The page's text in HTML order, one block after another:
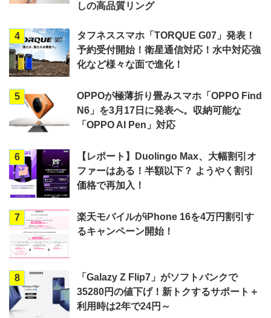
しの高品質リング
4
タフネススマホ「TORQUE G07」発表！
予約受付開始！衛星通信対応！水中対応強
化など様々な面で進化！
5
OPPOが極薄折り畳みスマホ「OPPO Find
N6」を3月17日に発表へ。収納可能な
「OPPO AI Pen」対応
6
【レポート】Duolingo Max、大幅割引オ
ファーはある！半額以下？ ようやく割引
価格で再加入！
7
楽天モバイルがiPhone 16を4万円割引す
るキャンペーン開始！
8
「Galazy Z Flip7」がソフトバンクで
35280円の値下げ！新トクするサポート＋
利用時は2年で24円～